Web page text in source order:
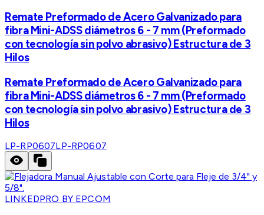
Remate Preformado de Acero Galvanizado para
fibra Mini-ADSS diámetros 6 - 7 mm (Preformado
con tecnología sin polvo abrasivo) Estructura de 3
Hilos
Remate Preformado de Acero Galvanizado para
fibra Mini-ADSS diámetros 6 - 7 mm (Preformado
con tecnología sin polvo abrasivo) Estructura de 3
Hilos
LP-RP0607LP-RP0607
LINKEDPRO BY EPCOM